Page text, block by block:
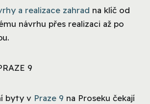
a realizace zahrad na klíč od
návrhu přes realizaci až po
9
byty v Praze 9 na Proseku čekají